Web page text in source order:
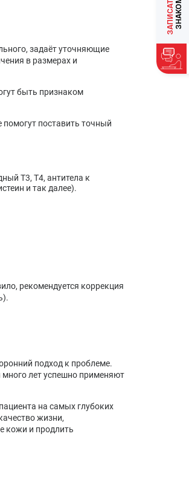
задаёт уточняющие
в размерах и
быть признаком
поставить точный
Т3, Т4, антитела к
и так далее).
рекомендуется коррекция
подход к проблеме.
лет успешно применяют
на самых глубоких
жизни,
кожи и продлить